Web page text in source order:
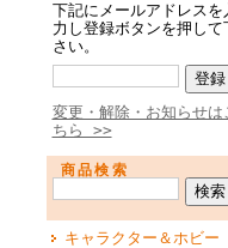
下記にメールアドレスを
力し登録ボタンを押して
さい。
変更・解除・お知らせは
ちら >>
商品検索
キャラクター＆ホビー